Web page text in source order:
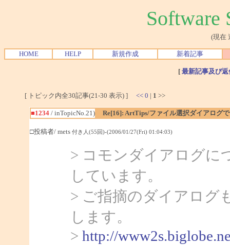
Software
(現在
HOME HELP 新規作成 新着記事
[ 最新記事及び
[ トピック内全30記事(21-30 表示) ] << 0 | 1 >>
■1234/ inTopicNo.21) Re[16]: ArtTips/ファイル選択ダイアログ
□投稿者/ mets 付き人(55回)-(2006/01/27(Fri) 01:04:03)
> コモンダイアログに
しています。
> ご指摘のダイアログ
します。
> http://